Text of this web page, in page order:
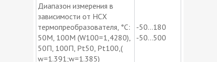
Диапазон измерения в
зависимости от НСХ
термопреобразователя, °С:
50М, 100М (W100=1,4280),
50П, 100П, Pt50, Pt100,(
w=1.391;w=1.385)
-50…180
-50…500